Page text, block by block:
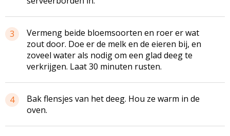
3
Vermeng beide bloemsoorten en roer er wat
zout door. Doe er de melk en de eieren bij, en
zoveel water als nodig om een glad deeg te
verkrijgen. Laat 30 minuten rusten.
4
Bak flensjes van het deeg. Hou ze warm in de
oven.